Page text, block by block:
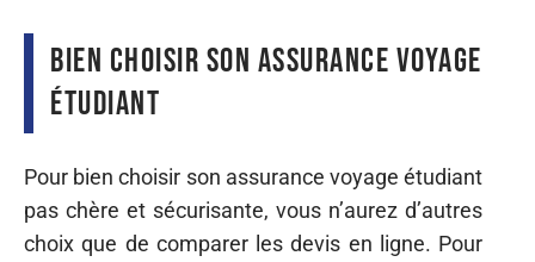
Bien choisir son assurance voyage
étudiant
Pour bien choisir son assurance voyage étudiant
pas chère et sécurisante, vous n’aurez d’autres
choix que de comparer les devis en ligne. Pour